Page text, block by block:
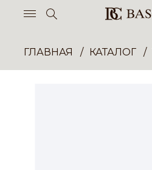
ГЛАВНАЯ КАТАЛОГ